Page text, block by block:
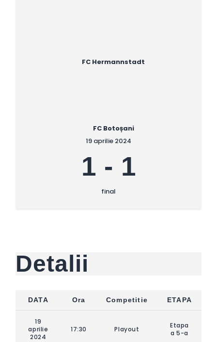
FC Hermannstadt
FC Botoșani
19 aprilie 2024
1 - 1
final
Detalii
DATA Ora Competitie ETAPA
19
aprilie
2024
17:30 Playout
Etapa
a 5-a